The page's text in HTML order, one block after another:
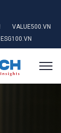
VALUE500.VN
ESG100.VN